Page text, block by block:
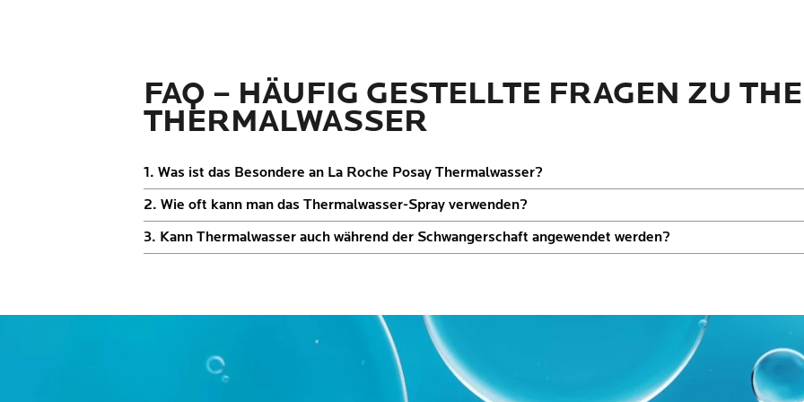
FAQ – HÄUFIG GESTELLTE FRAGEN ZU
THERMALWASSER
1. Was ist das Besondere an La Roche Posay Thermalwasser?
2. Wie oft kann man das Thermalwasser-Spray verwenden?
3. Kann Thermalwasser auch während der Schwangerschaft angewendet werden?